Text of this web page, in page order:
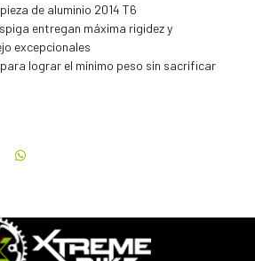
de aluminio 2014 T6
entregan máxima rigidez y
excepcionales
lograr el mínimo peso sin sacrificar